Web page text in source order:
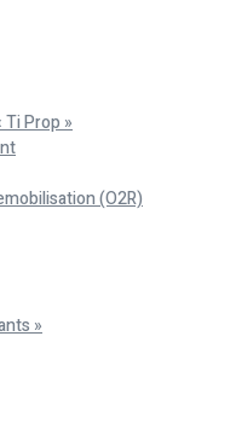
Prop »
(O2R)
»